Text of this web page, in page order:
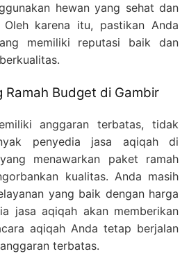
hewan yang sehat dan
karena itu, pastikan Anda
memiliki reputasi baik dan
Ramah Budget di Gambir
anggaran terbatas, tidak
penyedia jasa aqiqah di
menawarkan paket ramah
kualitas. Anda masih
yang baik dengan harga
jasa aqiqah akan memberikan
aqiqah Anda tetap berjalan
terbatas.